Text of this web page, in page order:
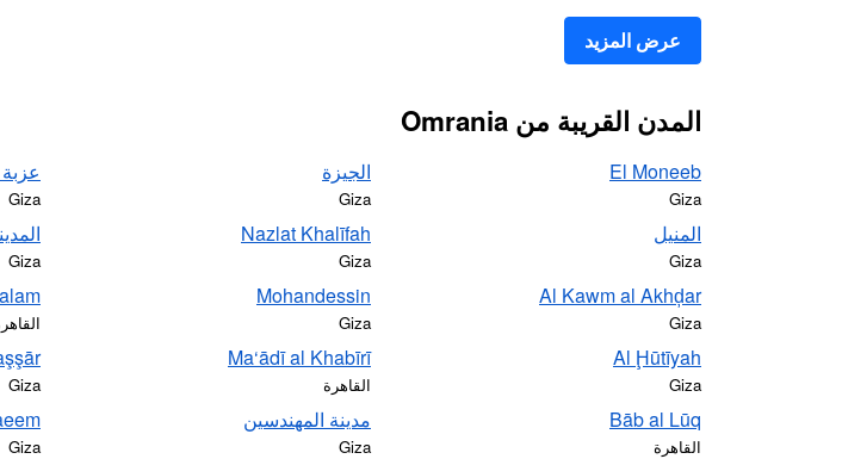
عرض المزيد
المدن القريبة من Omrania
El Moneeb
Giza
الجيزة
Giza
Giza
المنيل
Giza
Nazlat Khalīfah
Giza
Giza
Al Kawm al Akhḑar
Giza
Mohandessin
Giza
Al Ḩūtīyah
Giza
Ma‘ādī al Khabīrī
القاهرة Giza
Bāb al Lūq
القاهرة
مدينة المهندسين
Giza
Giza